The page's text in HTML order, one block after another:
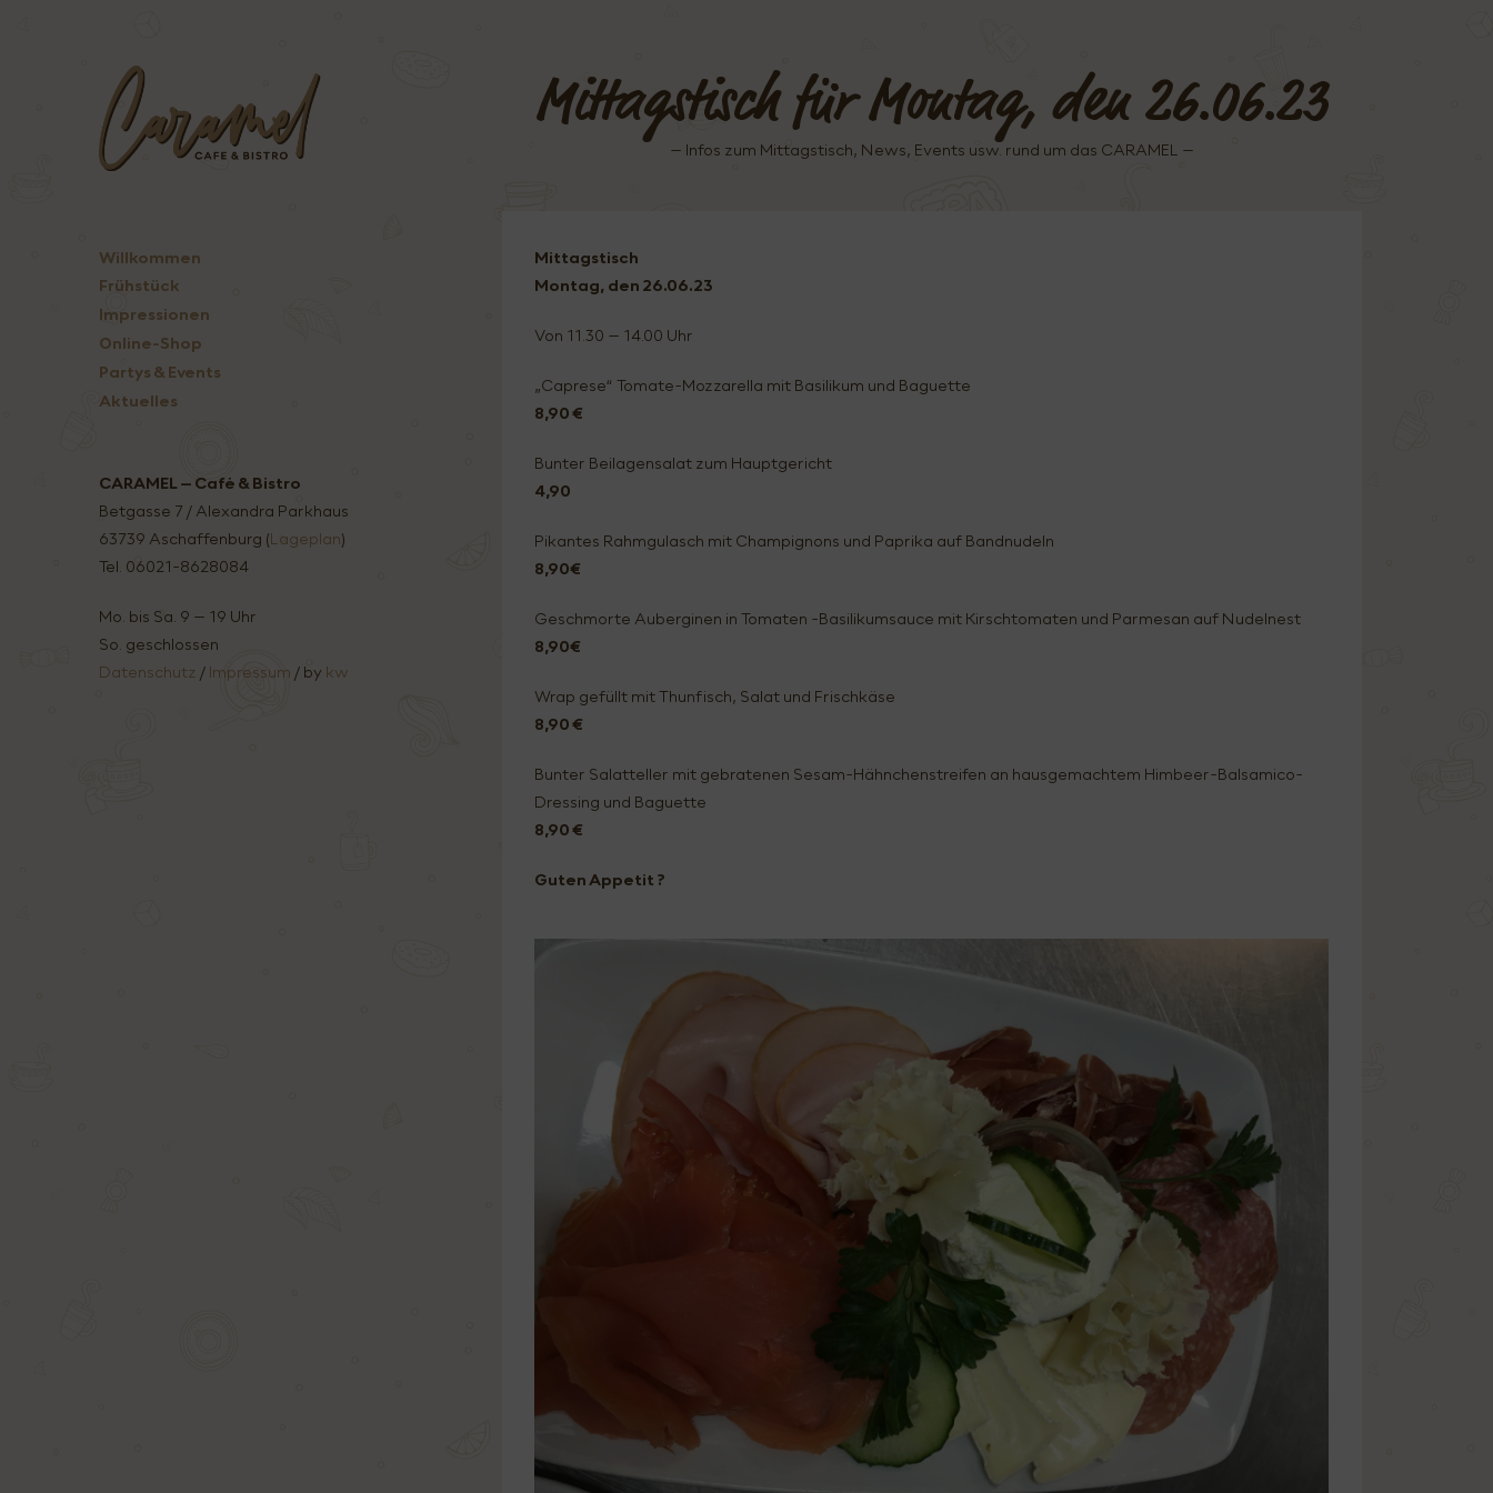
Willkommen
Frühstück
Impressionen
Online-Shop
Partys & Events
Aktuelles
CARAMEL – Café & Bistro
Betgasse 7 / Alexandra Parkhaus
63739 Aschaffenburg (Lageplan)
Tel. 06021-8628084
Mo. bis Sa. 9 – 19 Uhr
So. geschlossen
Datenschutz / Impressum / by kw
Mittagstisch für Montag, den 26.06.23
– Infos zum Mittagstisch, News, Events usw. rund um das CARAMEL –
Mittagstisch
Montag, den 26.06.23
Von 11.30 – 14.00 Uhr
„Caprese“ Tomate-Mozzarella mit Basilikum und Baguette
8,90 €
Bunter Beilagensalat zum Hauptgericht
4,90
Pikantes Rahmgulasch mit Champignons und Paprika auf Bandnudeln
8,90€
Geschmorte Auberginen in Tomaten -Basilikumsauce mit Kirschtomaten und Parmesan auf Nudelnest
8,90€
Wrap gefüllt mit Thunfisch, Salat und Frischkäse
8,90 €
Bunter Salatteller mit gebratenen Sesam-Hähnchenstreifen an hausgemachtem Himbeer-Balsamico-
Dressing und Baguette
8,90 €
Guten Appetit ?